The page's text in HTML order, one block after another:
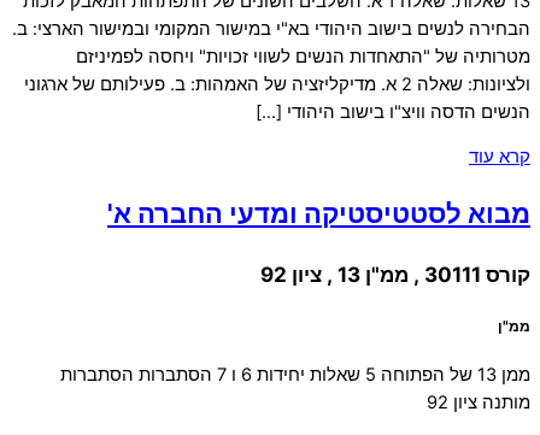
הבחירה לנשים בישוב היהודי בא"י במישור המקומי ובמישור הארצי: ב.
מטרותיה של "התאחדות הנשים לשווי זכויות" ויחסה לפמיניזם
ולציונות: שאלה 2 א. מדיקליזציה של האמהות: ב. פעילותם של ארגוני
הנשים הדסה וויצ"ו בישוב היהודי […]
קרא עוד
מבוא לסטטיסטיקה ומדעי החברה א'
קורס 30111 , ממ"ן 13 , ציון 92
ממ"ן
ממן 13 של הפתוחה 5 שאלות יחידות 6 ו 7 הסתברות הסתברות
מותנה ציון 92